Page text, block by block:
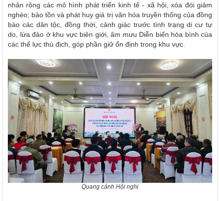
nhân rộng các mô hình phát triển kinh tế - xã hội, xóa đói giảm
nghèo; bảo tồn và phát huy giá trị văn hóa truyền thống của đồng
bào các dân tộc, đồng thời, cảnh giác trước tình trạng di cư tự
do, lừa đảo ở khu vực biên giới, âm mưu Diễn biến hòa bình của
các thế lực thù địch, góp phần giữ ổn định trong khu vực.
Quang cảnh Hội nghị